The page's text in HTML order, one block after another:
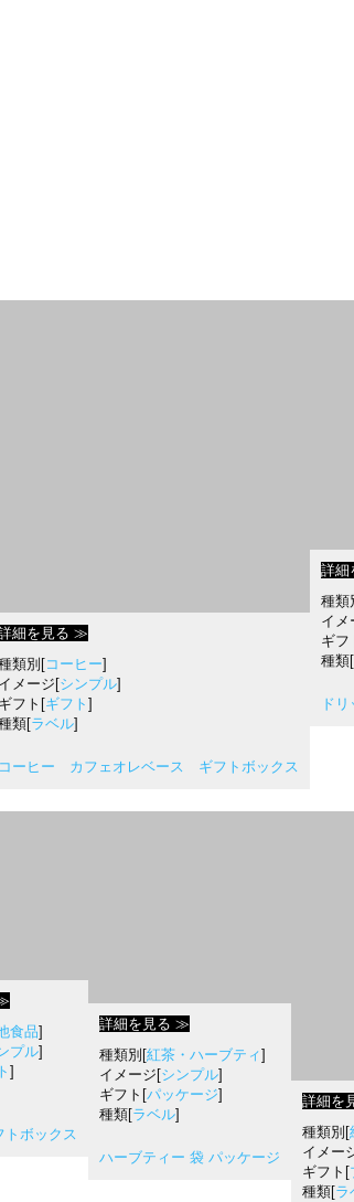
細を見る ≫
類別[コーヒー]
イメージ[シンプル]
ギフト[ギフト ]
類[ラベル]
コーヒー カフェオレベース ギフトボックス
詳
種類
イメ
ギフ
種類[
ド
食品]
プル]
]
ボックス
詳細を見る ≫
種類別[紅茶・ハーブティ]
イメージ[シンプル]
ギフト[パッケージ]
種類[ラベル]
ハーブティー 袋 パッケージ
詳細を
種類別[
イメー
ギフト[
種類[ラ